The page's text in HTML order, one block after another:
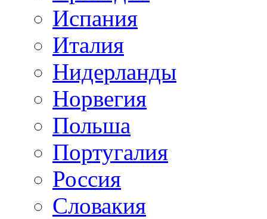
Испания
Италия
Нидерланды
Норвегия
Польша
Португалия
Россия
Словакия